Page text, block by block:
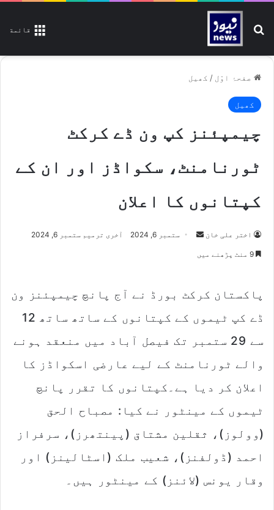
قائمة تلاش کیجیے
صفحۂ اوّل / کھیل
کھیل
چیمپئنز کپ ون ڈے کرکٹ
ٹورنامنٹ، سکواڈز اور ان کے
کپتانوں کا اعلان
اختر علی خان
a
e
ستمبر 6, 2024 آخری ترمیم ستمبر 6, 2024
پاکستان کرکٹ بورڈ نے آج پانچ چیمپئنز ون
ڈے کپ ٹیموں کے کپتانوں کے ساتھ ساتھ 12
سے 29 ستمبر تک فیصل آباد میں منعقد ہونے
والے ٹورنامنٹ کے لیے عارضی اسکواڈز کا
اعلان کر دیا ہے۔کپتانوں کا تقرر پانچ
ٹیموں کے مینٹور نے کیا: مصباح الحق
(وولوز)، ثقلین مشتاق (پینتھرز)، سرفراز
احمد (ڈولفنز)، شعیب ملک (اسٹالینز) اور
وقار یونس (لائنز) کے مینٹور ہیں۔